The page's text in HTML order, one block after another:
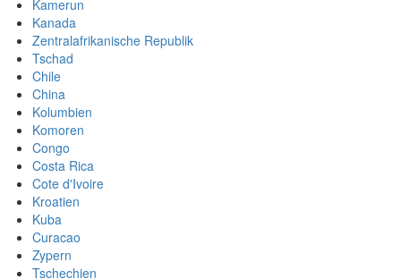
Kamerun
Kanada
Zentralafrikanische Republik
Tschad
Chile
China
Kolumbien
Komoren
Congo
Costa Rica
Cote d'Ivoire
Kroatien
Kuba
Curacao
Zypern
Tschechien